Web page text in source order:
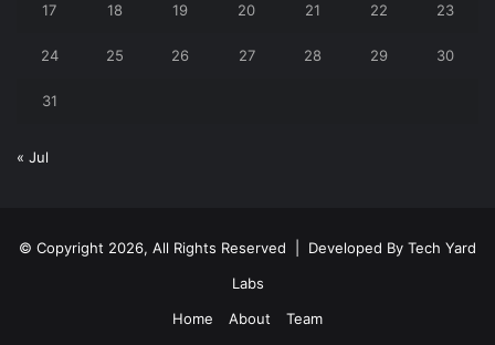
17 18 19 20 21 22 23
24 25 26 27 28 29 30
31
« Jul
© Copyright 2026, All Rights Reserved | Developed By Tech Yard
Labs
Home
About Team